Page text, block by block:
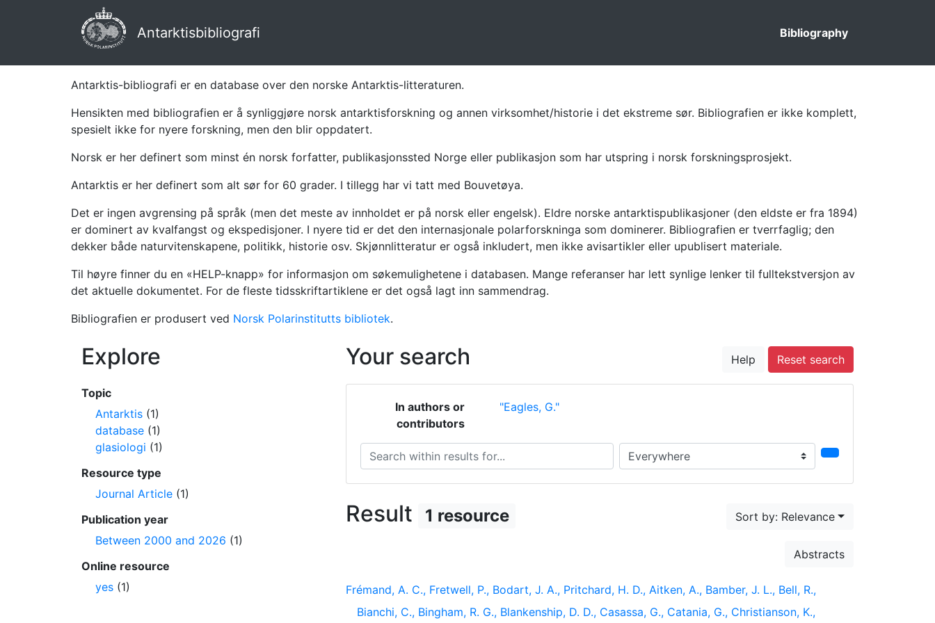
Antarktisbibliografi Bibliography
Antarktis-bibliografi er en database over den norske Antarktis-litteraturen.
Hensikten med bibliografien er å synliggjøre norsk antarktisforskning og annen virksomhet/historie i det ekstreme sør. Bibliografien er ikke komplett,
spesielt ikke for nyere forskning, men den blir oppdatert.
Norsk er her definert som minst én norsk forfatter, publikasjonssted Norge eller publikasjon som har utspring i norsk forskningsprosjekt.
Antarktis er her definert som alt sør for 60 grader. I tillegg har vi tatt med Bouvetøya.
Det er ingen avgrensing på språk (men det meste av innholdet er på norsk eller engelsk). Eldre norske antarktispublikasjoner (den eldste er fra 1894)
er dominert av kvalfangst og ekspedisjoner. I nyere tid er det den internasjonale polarforskninga som dominerer. Bibliografien er tverrfaglig; den
dekker både naturvitenskapene, politikk, historie osv. Skjønnlitteratur er også inkludert, men ikke avisartikler eller upublisert materiale.
Til høyre finner du en «HELP-knapp» for informasjon om søkemulighetene i databasen. Mange referanser har lett synlige lenker til fulltekstversjon av
det aktuelle dokumentet. For de fleste tidsskriftartiklene er det også lagt inn sammendrag.
Bibliografien er produsert ved Norsk Polarinstitutts bibliotek.
Your search Help Reset search
In authors or
contributors
"Eagles, G."
Search within results for... Search in...
Result 1 resource Sort by: Relevance
Abstracts
Frémand, A. C., Fretwell, P., Bodart, J. A., Pritchard, H. D., Aitken, A., Bamber, J. L., Bell, R.,
Bianchi, C., Bingham, R. G., Blankenship, D. D., Casassa, G., Catania, G., Christianson, K.,
Explore
Topic
Antarktis (1)
database (1)
glasiologi (1)
Resource type
Journal Article (1)
Publication year
Between 2000 and 2026 (1)
Online resource
yes (1)